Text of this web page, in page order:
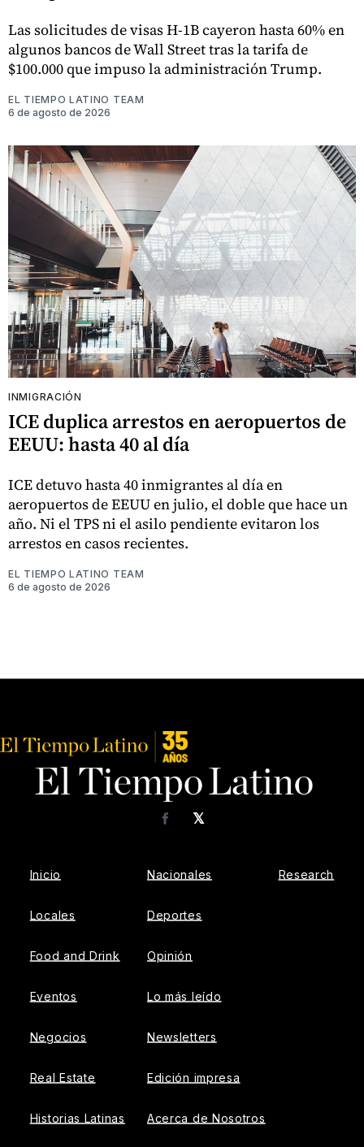
Las solicitudes de visas H-1B cayeron hasta 60% en
algunos bancos de Wall Street tras la tarifa de
$100.000 que impuso la administración Trump.
EL TIEMPO LATINO TEAM
6 de agosto de 2026
INMIGRACIÓN
ICE duplica arrestos en aeropuertos de
EEUU: hasta 40 al día
ICE detuvo hasta 40 inmigrantes al día en
aeropuertos de EEUU en julio, el doble que hace un
año. Ni el TPS ni el asilo pendiente evitaron los
arrestos en casos recientes.
EL TIEMPO LATINO TEAM
6 de agosto de 2026
𝕏
Facebook
Inicio
Locales
Food and Drink
Eventos
Negocios
Real Estate
Historias Latinas
Nacionales
Deportes
Opinión
Lo más leído
Newsletters
Edición impresa
Acerca de Nosotros
Research